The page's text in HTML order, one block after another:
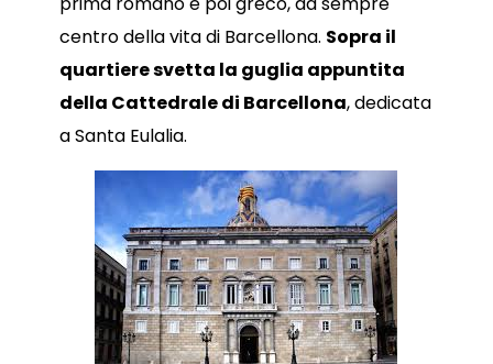
centro della vita di Barcellona. Sopra il
quartiere svetta la guglia appuntita
della Cattedrale di Barcellona, dedicata
a Santa Eulalia.